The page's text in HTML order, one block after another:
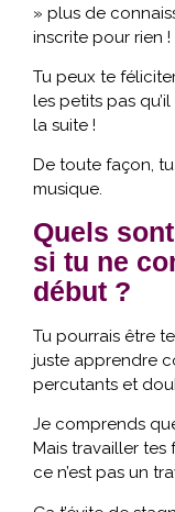
» plus de
inscrite pour rien !
Tu peux te
les petits pas
la suite !
De toute façon,
musique.
Quels
si tu ne
début ?
Tu pourrais être
juste apprendre
percutants et
Je comprends
Mais travailler tes
ce n’est pas un